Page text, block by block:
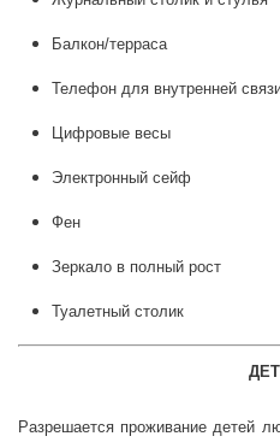
Балкон/терраса
Телефон для внутренней
Цифровые весы
Электронный сейф
Фен
Зеркало в полный рост
Туалетный столик
Разрешается проживание детей